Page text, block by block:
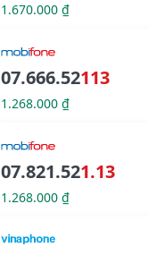
1.670.000 ₫
07.666.52113
1.268.000 ₫
07.821.521.13
1.268.000 ₫